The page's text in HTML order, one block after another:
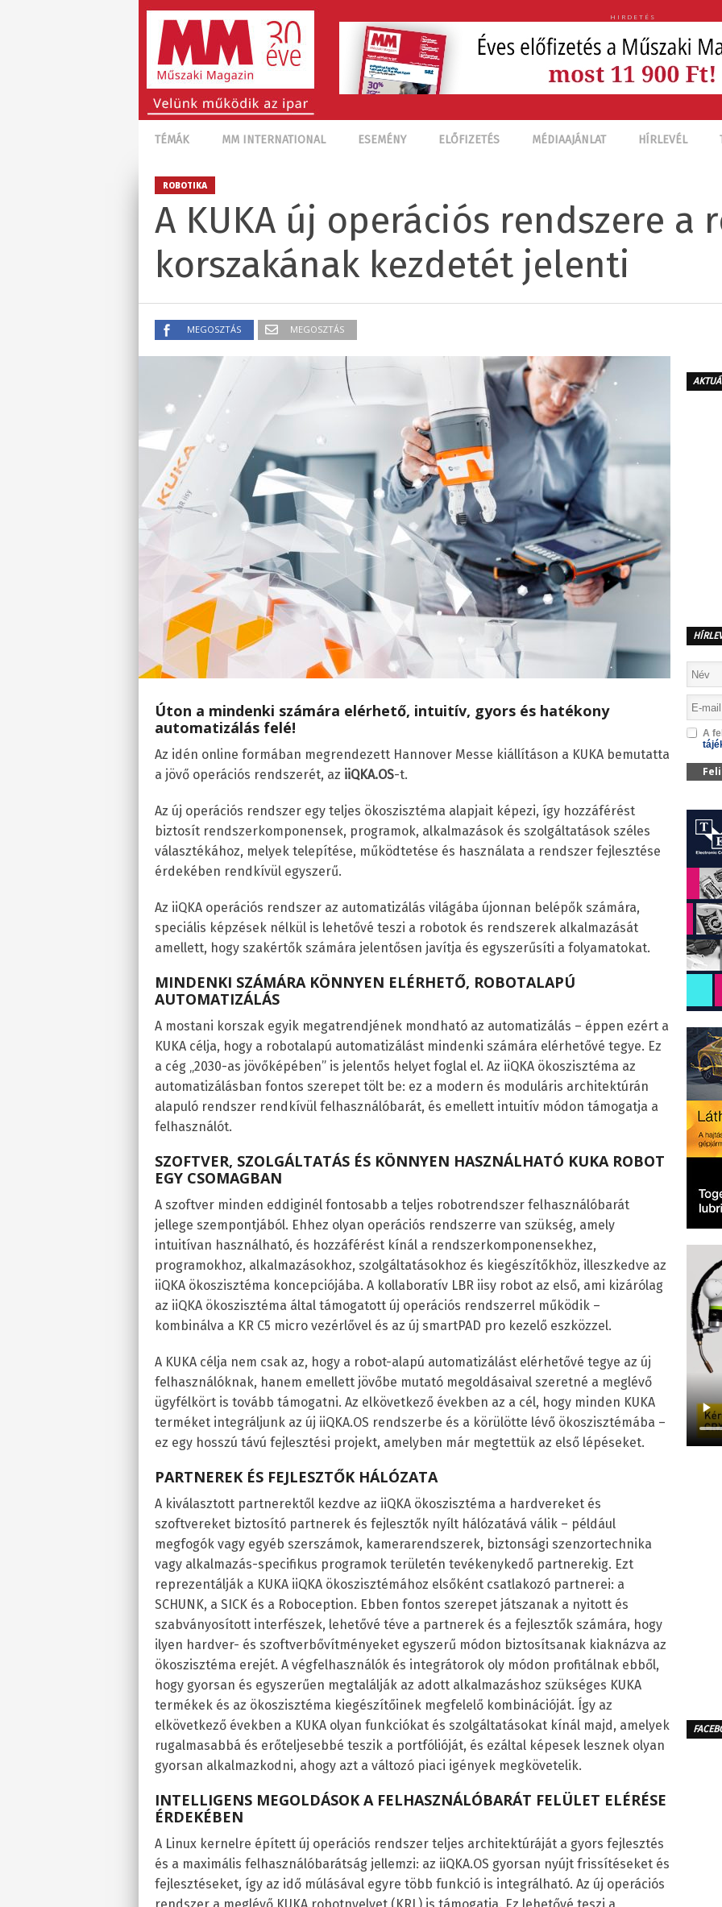
HIRDETÉS
TÉMÁK MM INTERNATIONAL ESEMÉNY ELŐFIZETÉS MÉDIAAJÁNLAT HÍRLEVÉL
ROBOTIKA
A KUKA új operációs rendszere a
korszakának kezdetét jelenti
MEGOSZTÁS MEGOSZTÁS
Úton a mindenki számára elérhető, intuitív, gyors és hatékony
automatizálás felé!
Az idén online formában megrendezett Hannover Messe kiállításon a KUKA bemutatta
a jövő operációs rendszerét, az iiQKA.OS-t.
Az új operációs rendszer egy teljes ökoszisztéma alapjait képezi, így hozzáférést
biztosít rendszerkomponensek, programok, alkalmazások és szolgáltatások széles
választékához, melyek telepítése, működtetése és használata a rendszer fejlesztése
érdekében rendkívül egyszerű.
Az iiQKA operációs rendszer az automatizálás világába újonnan belépők számára,
speciális képzések nélkül is lehetővé teszi a robotok és rendszerek alkalmazását
amellett, hogy szakértők számára jelentősen javítja és egyszerűsíti a folyamatokat.
MINDENKI SZÁMÁRA KÖNNYEN ELÉRHETŐ, ROBOTALAPÚ
AUTOMATIZÁLÁS
A mostani korszak egyik megatrendjének mondható az automatizálás – éppen ezért a
KUKA célja, hogy a robotalapú automatizálást mindenki számára elérhetővé tegye. Ez
a cég „2030-as jövőképében” is jelentős helyet foglal el. Az iiQKA ökoszisztéma az
automatizálásban fontos szerepet tölt be: ez a modern és moduláris architektúrán
alapuló rendszer rendkívül felhasználóbarát, és emellett intuitív módon támogatja a
felhasználót.
SZOFTVER, SZOLGÁLTATÁS ÉS KÖNNYEN HASZNÁLHATÓ KUKA ROBOT
EGY CSOMAGBAN
A szoftver minden eddiginél fontosabb a teljes robotrendszer felhasználóbarát
jellege szempontjából. Ehhez olyan operációs rendszerre van szükség, amely
intuitívan használható, és hozzáférést kínál a rendszerkomponensekhez,
programokhoz, alkalmazásokhoz, szolgáltatásokhoz és kiegészítőkhöz, illeszkedve az
iiQKA ökoszisztéma koncepciójába. A kollaboratív LBR iisy robot az első, ami kizárólag
az iiQKA ökoszisztéma által támogatott új operációs rendszerrel működik –
kombinálva a KR C5 micro vezérlővel és az új smartPAD pro kezelő eszközzel.
A KUKA célja nem csak az, hogy a robot-alapú automatizálást elérhetővé tegye az új
felhasználóknak, hanem emellett jövőbe mutató megoldásaival szeretné a meglévő
ügyfélkört is tovább támogatni. Az elkövetkező években az a cél, hogy minden KUKA
terméket integráljunk az új iiQKA.OS rendszerbe és a körülötte lévő ökoszisztémába –
ez egy hosszú távú fejlesztési projekt, amelyben már megtettük az első lépéseket.
PARTNEREK ÉS FEJLESZTŐK HÁLÓZATA
A kiválasztott partnerektől kezdve az iiQKA ökoszisztéma a hardvereket és
szoftvereket biztosító partnerek és fejlesztők nyílt hálózatává válik – például
megfogók vagy egyéb szerszámok, kamerarendszerek, biztonsági szenzortechnika
vagy alkalmazás-specifikus programok területén tevékenykedő partnerekig. Ezt
reprezentálják a KUKA iiQKA ökoszisztémához elsőként csatlakozó partnerei: a
SCHUNK, a SICK és a Roboception. Ebben fontos szerepet játszanak a nyitott és
szabványosított interfészek, lehetővé téve a partnerek és a fejlesztők számára, hogy
ilyen hardver- és szoftverbővítményeket egyszerű módon biztosítsanak kiaknázva az
ökoszisztéma erejét. A végfelhasználók és integrátorok oly módon profitálnak ebből,
hogy gyorsan és egyszerűen megtalálják az adott alkalmazáshoz szükséges KUKA
termékek és az ökoszisztéma kiegészítőinek megfelelő kombinációját. Így az
elkövetkező években a KUKA olyan funkciókat és szolgáltatásokat kínál majd, amelyek
rugalmasabbá és erőteljesebbé teszik a portfólióját, és ezáltal képesek lesznek olyan
gyorsan alkalmazkodni, ahogy azt a változó piaci igények megkövetelik.
INTELLIGENS MEGOLDÁSOK A FELHASZNÁLÓBARÁT FELÜLET ELÉRÉSE
ÉRDEKÉBEN
A Linux kernelre épített új operációs rendszer teljes architektúráját a gyors fejlesztés
és a maximális felhasználóbarátság jellemzi: az iiQKA.OS gyorsan nyújt frissítéseket és
fejlesztéseket, így az idő múlásával egyre több funkció is integrálható. Az új operációs
A